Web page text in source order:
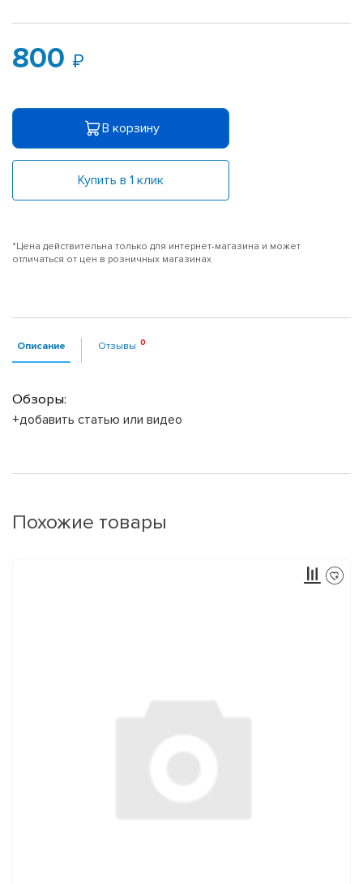
800
В корзину
Купить в 1 клик
*Цена действительна только для интернет-магазина и может
отличаться от цен в розничных магазинах
Описание Отзывы
Обзоры:
+добавить статью или видео
Похожие товары